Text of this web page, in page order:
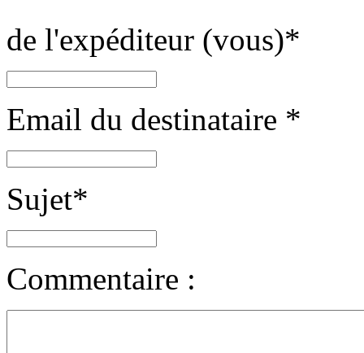
de l'expéditeur (vous)*
Email du destinataire *
Sujet*
Commentaire :